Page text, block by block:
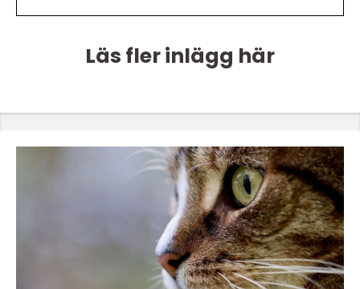
Läs fler inlägg här